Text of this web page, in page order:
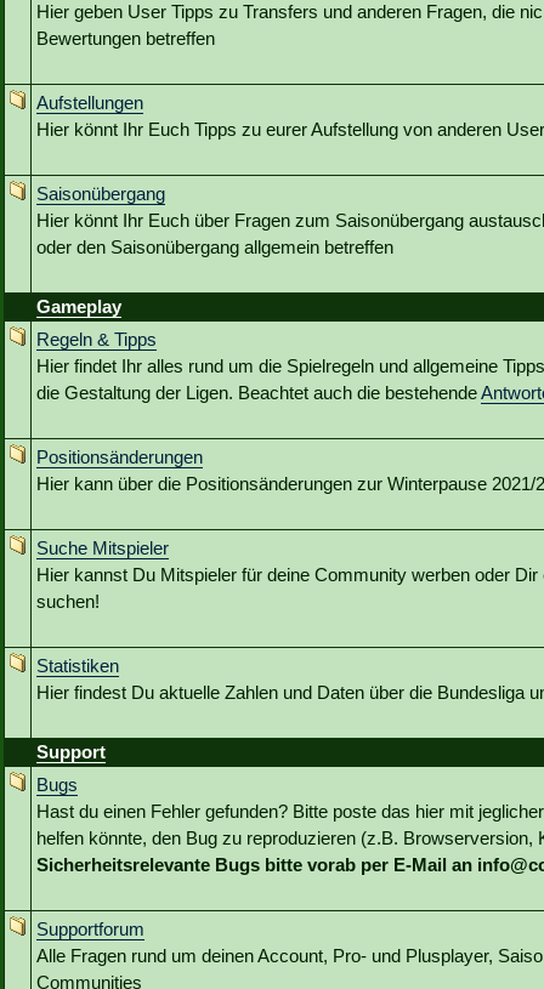
Hier geben User Tipps zu Transfers und anderen Fragen, die
Bewertungen betreffen
Aufstellungen
Hier könnt Ihr Euch Tipps zu eurer Aufstellung von anderen
Saisonübergang
Hier könnt Ihr Euch über Fragen zum Saisonübergang
oder den Saisonübergang allgemein betreffen
Gameplay
Regeln & Tipps
Hier findet Ihr alles rund um die Spielregeln und allgemeine
die Gestaltung der Ligen. Beachtet auch die bestehende
Positionsänderungen
Hier kann über die Positionsänderungen zur Winterpause 2021/
Suche Mitspieler
Hier kannst Du Mitspieler für deine Community werben oder Dir
suchen!
Statistiken
Hier findest Du aktuelle Zahlen und Daten über die Bundesliga
Support
Bugs
Hast du einen Fehler gefunden? Bitte poste das hier mit
helfen könnte, den Bug zu reproduzieren (z.B. Browserversion,
Sicherheitsrelevante Bugs bitte vorab per E-Mail an
Supportforum
Alle Fragen rund um deinen Account, Pro- und Plusplayer,
Communities